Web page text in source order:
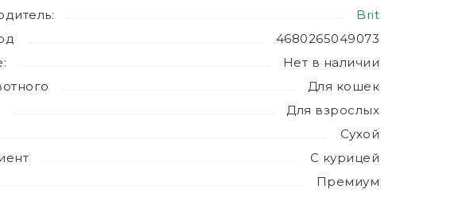
Brit
4680265049073
Нет в наличии
Для кошек
Для взрослых
Сухой
С курицей
Премиум